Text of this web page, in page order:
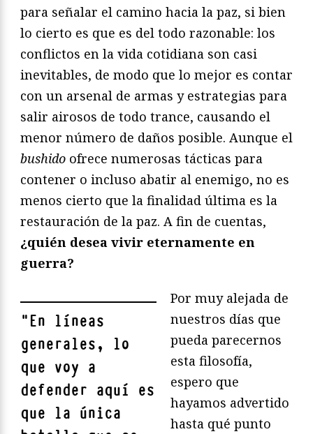
para señalar el camino hacia la paz, si bien
lo cierto es que es del todo razonable: los
conflictos en la vida cotidiana son casi
inevitables, de modo que lo mejor es contar
con un arsenal de armas y estrategias para
salir airosos de todo trance, causando el
menor número de daños posible. Aunque el
bushido ofrece numerosas tácticas para
contener o incluso abatir al enemigo, no es
menos cierto que la finalidad última es la
restauración de la paz. A fin de cuentas,
¿quién desea vivir eternamente en
guerra?
"En líneas
generales, lo
que voy a
defender aquí es
que la única
Por muy alejada de
nuestros días que
pueda parecernos
esta filosofía,
espero que
hayamos advertido
hasta qué punto